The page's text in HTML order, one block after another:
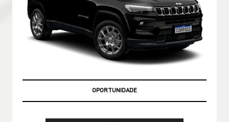
OPORTUNIDADE